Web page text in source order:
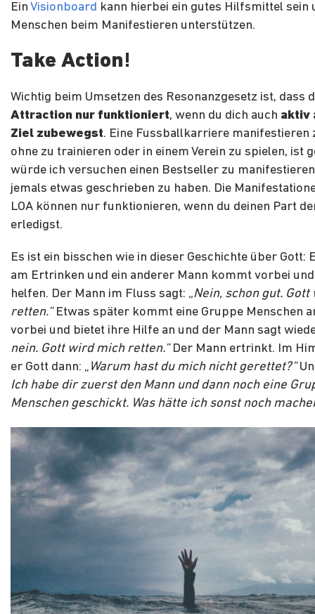
Ein Visionboard kann hierbei ein gutes Hilfsmittel sein
Menschen beim Manifestieren unterstützen.
Take Action!
Wichtig beim Umsetzen des Resonanzgesetz ist, dass
Attraction nur funktioniert, wenn du dich auch aktiv
Ziel zubewegst. Eine Fussballkarriere manifestieren
ohne zu trainieren oder in einem Verein zu spielen, ist
würde ich versuchen einen Bestseller zu
jemals etwas geschrieben zu haben. Die
LOA können nur funktionieren, wenn du deinen Part
erledigst.
Es ist ein bisschen wie in dieser Geschichte über Gott:
am Ertrinken und ein anderer Mann kommt vorbei
helfen. Der Mann im Fluss sagt: „Nein, schon gut.
retten.“Etwas später kommt eine Gruppe Menschen
vorbei und bietet ihre Hilfe an und der Mann sagt
nein. Gott wird mich retten.“Der Mann ertrinkt. Im
er Gott dann: „ Warum hast du mich nicht gerettet?“
Ich habe dir zuerst den Mann und dann noch eine
Menschen geschickt. Was hätte ich sonst noch